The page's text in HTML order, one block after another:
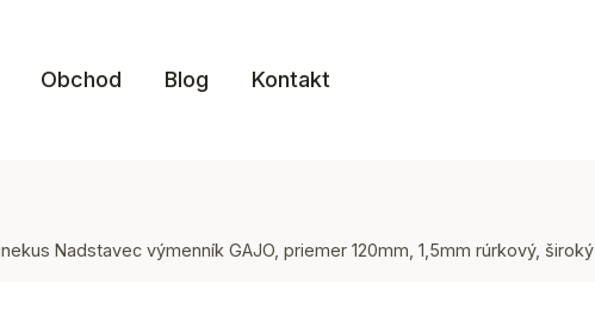
Obchod Blog Kontakt
Nadstavec výmenník GAJO, priemer 120mm, 1,5mm rúrkový, široký